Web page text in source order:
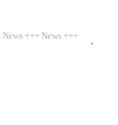
News +++ News +++